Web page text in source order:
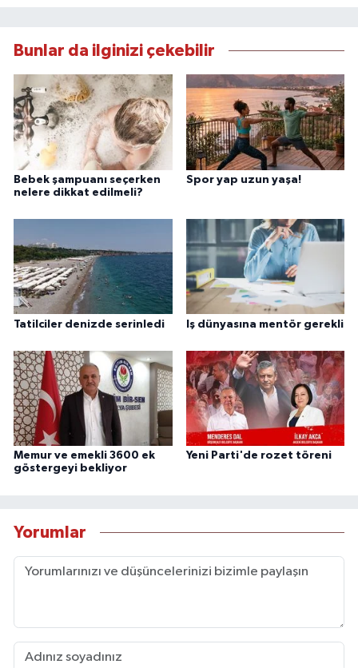
Bunlar da ilginizi çekebilir
Bebek şampuanı seçerken
nelere dikkat edilmeli?
Spor yap uzun yaşa!
Tatilciler denizde serinledi Iş dünyasına mentör gerekli
Memur ve emekli 3600 ek
göstergeyi bekliyor
Yeni Parti'de rozet töreni
Yorumlar